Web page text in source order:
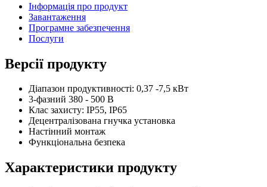
Інформація про продукт
Завантаження
Програмне забезпечення
Послуги
Версії продукту
Діапазон продуктивності: 0,37 -7,5 кВт
3-фазний 380 - 500 В
Клас захисту: IP55, IP65
Децентралізована гнучка установка
Настінний монтаж
Функціональна безпека
Характеристики продукту